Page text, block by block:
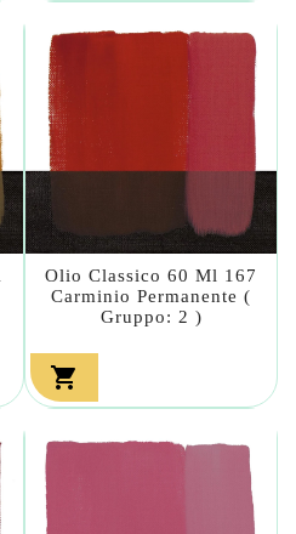
Olio Classico 60 Ml 167
Carminio Permanente (
Gruppo: 2 )
